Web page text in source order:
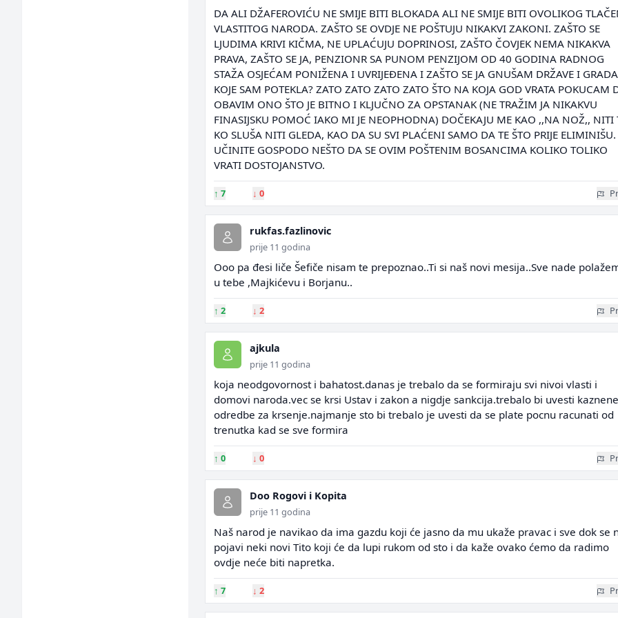
DA ALI DŽAFEROVIĆU NE SMIJE BITI BLOKADA ALI NE SMIJE BITI OVOLIKOG
VLASTITOG NARODA. ZAŠTO SE OVDJE NE POŠTUJU NIKAKVI ZAKONI. ZAŠTO SE
LJUDIMA KRIVI KIČMA, NE UPLAĆUJU DOPRINOSI, ZAŠTO ČOVJEK NEMA NIKAKVA
PRAVA, ZAŠTO SE JA, PENZIONR SA PUNOM PENZIJOM OD 40 GODINA RADNOG
STAŽA OSJEĆAM PONIŽENA I UVRIJEĐENA I ZAŠTO SE JA GNUŠAM DRŽAVE I
KOJE SAM POTEKLA? ZATO ZATO ZATO ZATO ŠTO NA KOJA GOD VRATA POKUCAM
OBAVIM ONO ŠTO JE BITNO I KLJUČNO ZA OPSTANAK (NE TRAŽIM JA NIKAKVU
FINASIJSKU POMOĆ IAKO MI JE NEOPHODNA) DOČEKAJU ME KAO ,,NA NOŽ,, NITI
KO SLUŠA NITI GLEDA, KAO DA SU SVI PLAĆENI SAMO DA TE ŠTO PRIJE ELIMINIŠU.
UČINITE GOSPODO NEŠTO DA SE OVIM POŠTENIM BOSANCIMA KOLIKO TOLIKO
VRATI DOSTOJANSTVO.
↑ 7 ↓ 0
rukfas.fazlinovic
prije 11 godina
Ooo pa đesi liče Šefiče nisam te prepoznao..Ti si naš novi mesija..Sve nade
u tebe ,Majkićevu i Borjanu..
↑ 2 ↓ 2
ajkula
prije 11 godina
koja neodgovornost i bahatost.danas je trebalo da se formiraju svi nivoi vlasti i
domovi naroda.vec se krsi Ustav i zakon a nigdje sankcija.trebalo bi uvesti kaznene
odredbe za krsenje.najmanje sto bi trebalo je uvesti da se plate pocnu racunati od
trenutka kad se sve formira
↑ 0 ↓ 0
Doo Rogovi i Kopita
prije 11 godina
Naš narod je navikao da ima gazdu koji će jasno da mu ukaže pravac i sve dok se
pojavi neki novi Tito koji će da lupi rukom od sto i da kaže ovako ćemo da radimo
ovdje neće biti napretka.
↑ 7 ↓ 2